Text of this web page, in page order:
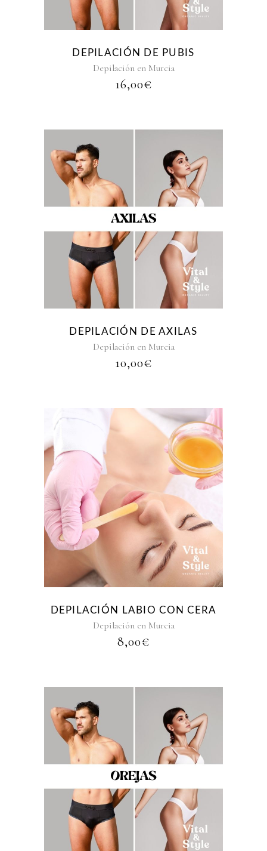
DEPILACIÓN DE PUBIS
Depilación en Murcia
16,00€
DEPILACIÓN DE AXILAS
Depilación en Murcia
10,00€
DEPILACIÓN LABIO CON CERA
Depilación en Murcia
8,00€